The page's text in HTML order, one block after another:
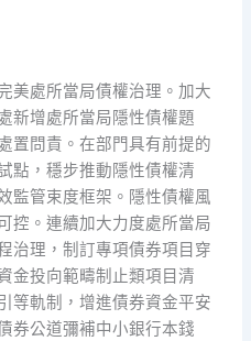
處所當局債權治理。加大
新增處所當局隱性債權題
置問責。在部門具有前提的
點，穩步推動隱性債權清
監管束度框架。隱性債權風
控。連續加大力度處所當局
治理，制訂專項債券項目穿
金投向範疇制止類項目清
等軌制，增進債券資金平安
券公道彌補中小銀行本錢